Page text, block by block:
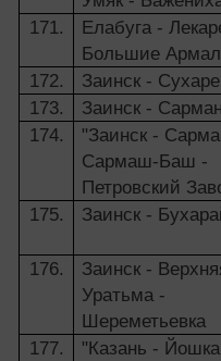
171.
Елабуга -
Большие
172. Заинск -
173.
Заинск -
174.
"Заинск -
Сармаш-Баш -
Петровский
175. Заинск -
176.
Заинск -
Уратьма -
Шереметьевка
177.
"Казань -